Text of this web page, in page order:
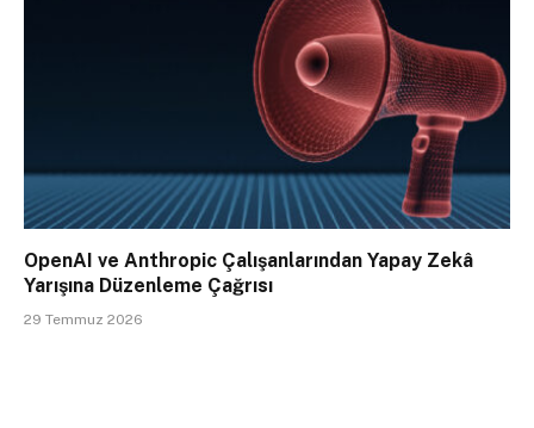
OpenAI ve Anthropic Çalışanlarından Yapay Zekâ
Yarışına Düzenleme Çağrısı
29 Temmuz 2026